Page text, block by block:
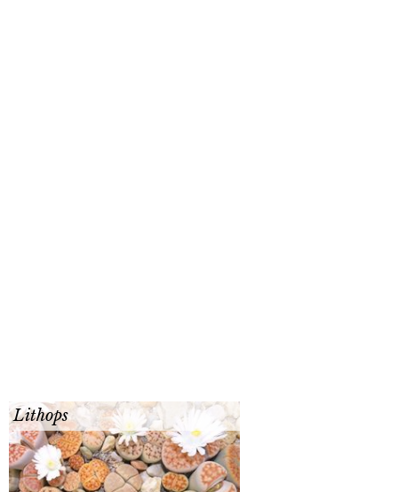
Lithops